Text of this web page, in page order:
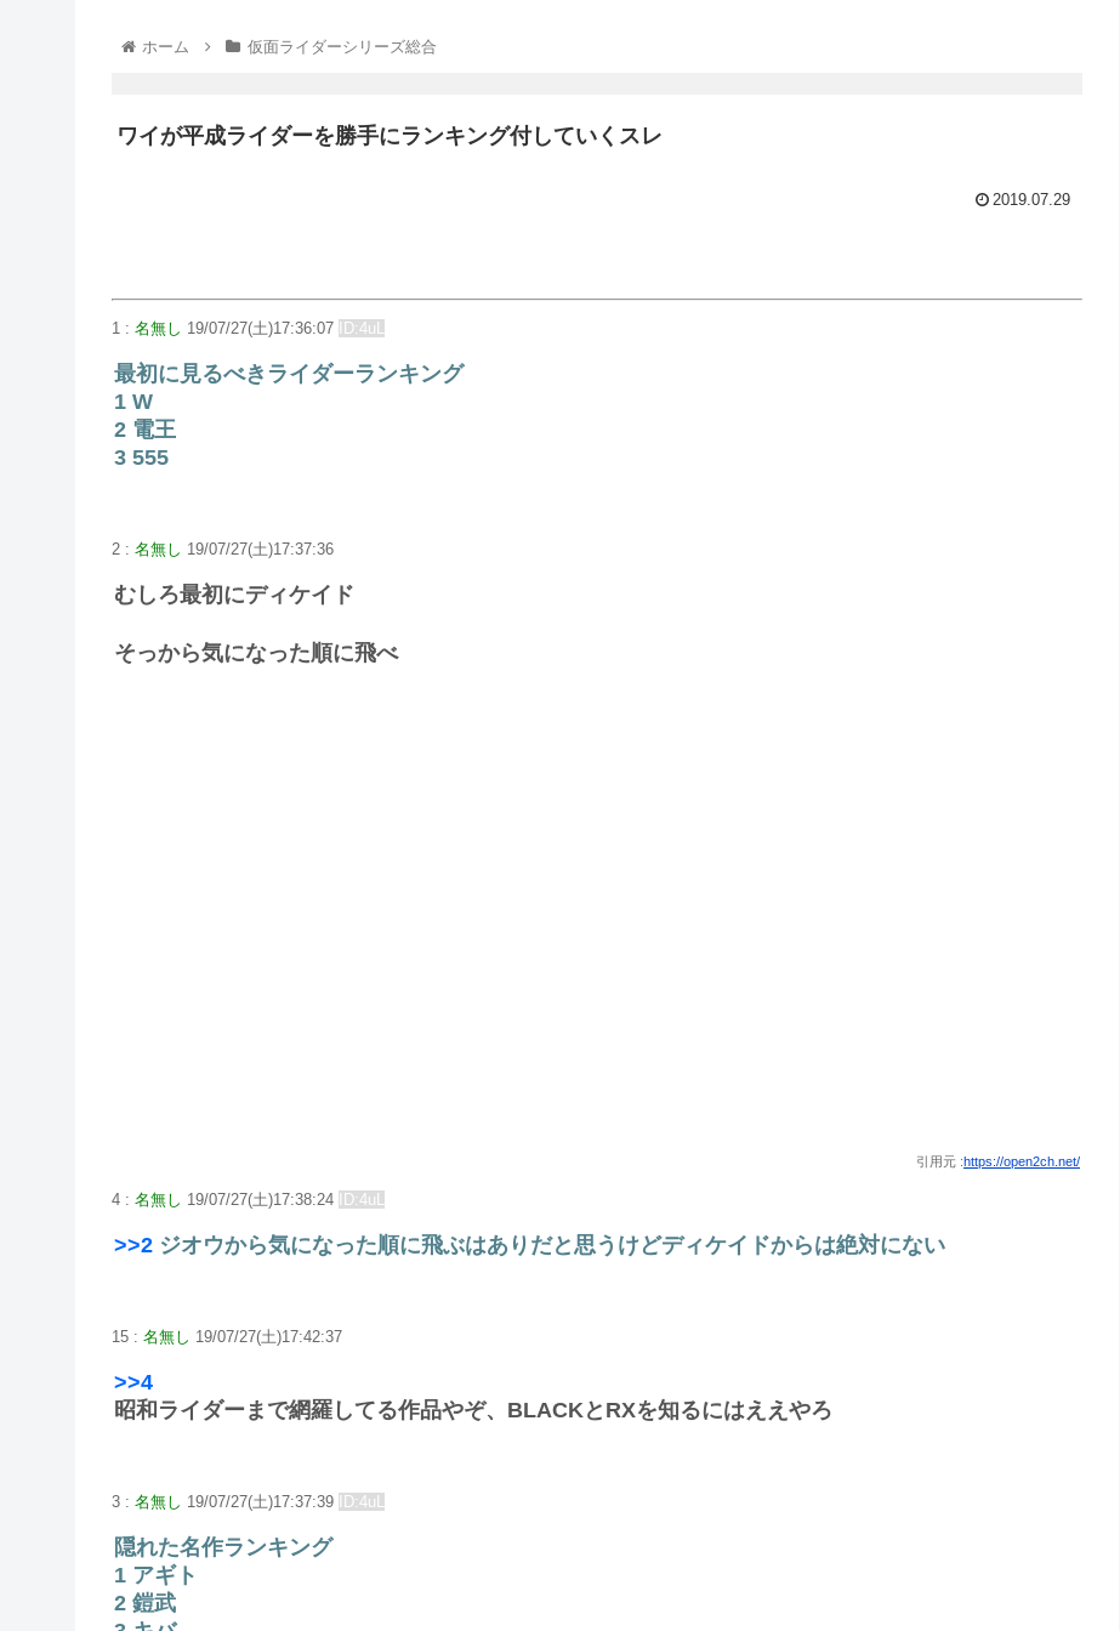
ホーム 仮面ライダーシリーズ総合
ワイが平成ライダーを勝手にランキング付していくスレ
2019.07.29
1 : 名無し 19/07/27(土)17:36:07 ID:4uL
最初に見るべきライダーランキング
1 W
2 電王
3 555
2 : 名無し 19/07/27(土)17:37:36
むしろ最初にディケイド
そっから気になった順に飛べ
引用元 :https://open2ch.net/
4 : 名無し 19/07/27(土)17:38:24 ID:4uL
>>2 ジオウから気になった順に飛ぶはありだと思うけどディケイドからは絶対にない
15 : 名無し 19/07/27(土)17:42:37
>>4
昭和ライダーまで網羅してる作品やぞ、BLACKとRXを知るにはええやろ
3 : 名無し 19/07/27(土)17:37:39 ID:4uL
隠れた名作ランキング
1 アギト
2 鎧武